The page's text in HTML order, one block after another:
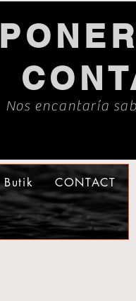
Nos encantaría
Butik CONTACT